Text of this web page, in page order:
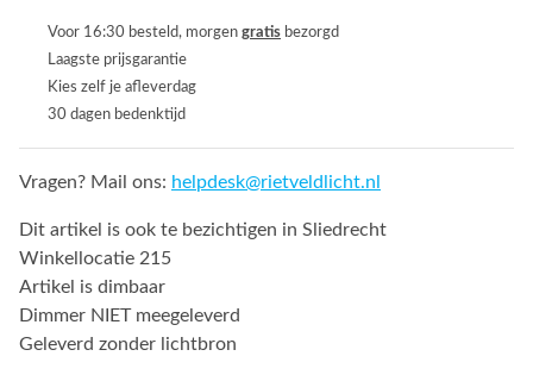
Voor 16:30 besteld, morgen gratis bezorgd
Laagste prijsgarantie
Kies zelf je afleverdag
30 dagen bedenktijd
Vragen? Mail ons: helpdesk@rietveldlicht.nl
Dit artikel is ook te bezichtigen in Sliedrecht
Winkellocatie 215
Artikel is dimbaar
Dimmer NIET meegeleverd
Geleverd zonder lichtbron